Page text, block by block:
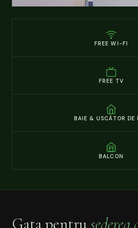
FREE WI-FI
FREE TV
BAIE & USCĂTOR DE
BALCON
Gata pentrușederea